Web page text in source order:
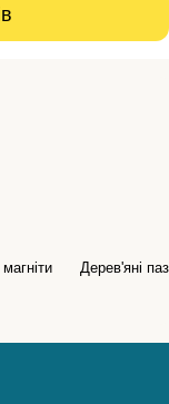
Дерев'яні